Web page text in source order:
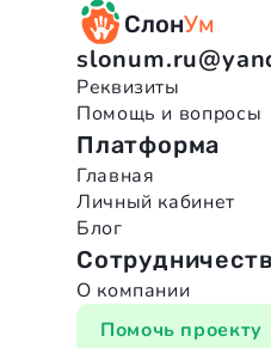
СлонУм
Реквизиты
Помощь и вопросы
Платформа
Главная
Личный кабинет
Блог
О компании
Помочь проекту